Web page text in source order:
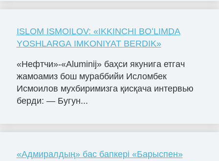
ISLOM ISMOILOV: «IKKINCHI BOʻLIMDA
YOSHLARGA IMKONIYAT BERDIK»
«Нефтчи»-«Aluminij» баҳси якунига етгач
жамоамиз бош мураббийи Исломбек
Исмоилов мухбиримизга қисқача интервью
берди: — Бугун...
«Адмиралдың» бас бапкері «Барыспен»